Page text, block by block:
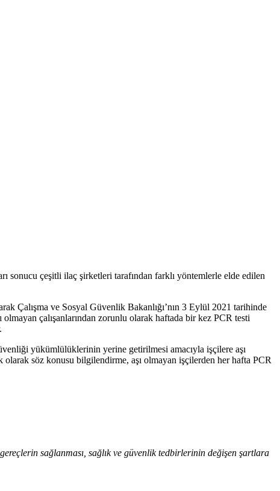
sonucu çeşitli ilaç şirketleri tarafından farklı yöntemlerle elde edilen
Çalışma ve Sosyal Güvenlik Bakanlığı’nın 3 Eylül 2021 tarihinde
olmayan çalışanlarından zorunlu olarak haftada bir kez PCR testi
yükümlülüklerinin yerine getirilmesi amacıyla işçilere aşı
olarak söz konusu bilgilendirme, aşı olmayan işçilerden her hafta PCR
sağlanması, sağlık ve güvenlik tedbirlerinin değişen şartlara